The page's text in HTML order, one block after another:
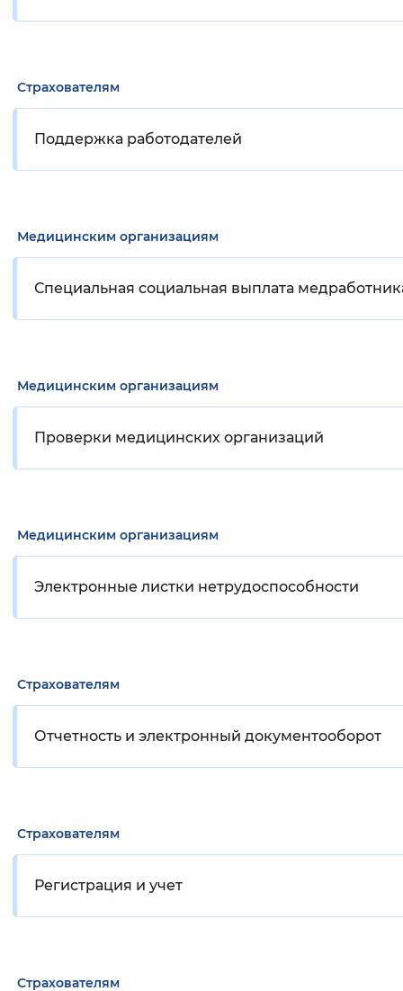
Страхователям
Поддержка работодателей
Медицинским организациям
Специальная социальная выплата
Медицинским организациям
Проверки медицинских организаций
Медицинским организациям
Электронные листки нетрудоспособности
Страхователям
Отчетность и электронный документооборот
Страхователям
Регистрация и учет
Страхователям